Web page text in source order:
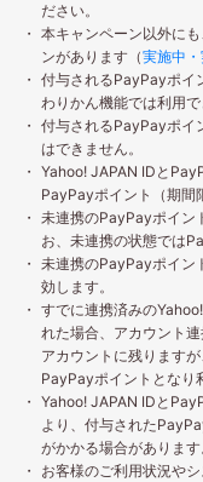
ださい。
本キャンペーン以外に
ンがあります（実施中
付与されるPayPayポイ
わりかん機能では利用で
付与されるPayPayポイ
はできません。
Yahoo! JAPAN IDと
PayPayポイント（期間
未連携のPayPayポイン
お、未連携の状態では
未連携のPayPayポイン
効します。
すでに連携済みの
れた場合、アカウント
アカウントに残ります
PayPayポイントとなり
Yahoo! JAPAN IDと
より、付与された
がかかる場合があります
お客様のご利用状況や